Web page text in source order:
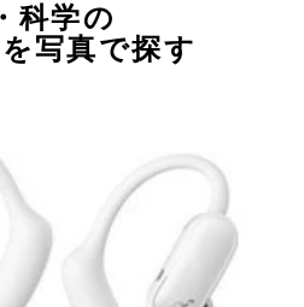
科学の
写真で探す